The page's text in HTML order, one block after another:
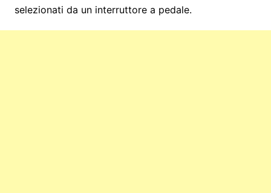
selezionati da un interruttore a pedale.